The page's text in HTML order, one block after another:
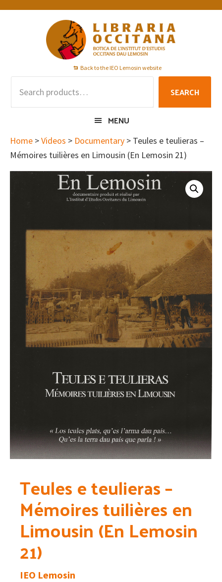
Skip
Skip
Skip
Back to the IEO Lemosin website
SEARCH
MENU
Home >Videos > Documentary > Teules e teulieras –
Mémoires tuilières en Limousin (En Lemosin 21)
Teules e teulieras –
Mémoires tuilières en
Limousin (En Lemosin
21)
IEO Lemosin